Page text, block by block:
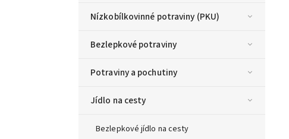
Nízkobílkovinné potraviny (PKU)
Bezlepkové potraviny
Potraviny a pochutiny
Jídlo na cesty
Bezlepkové jídlo na cesty